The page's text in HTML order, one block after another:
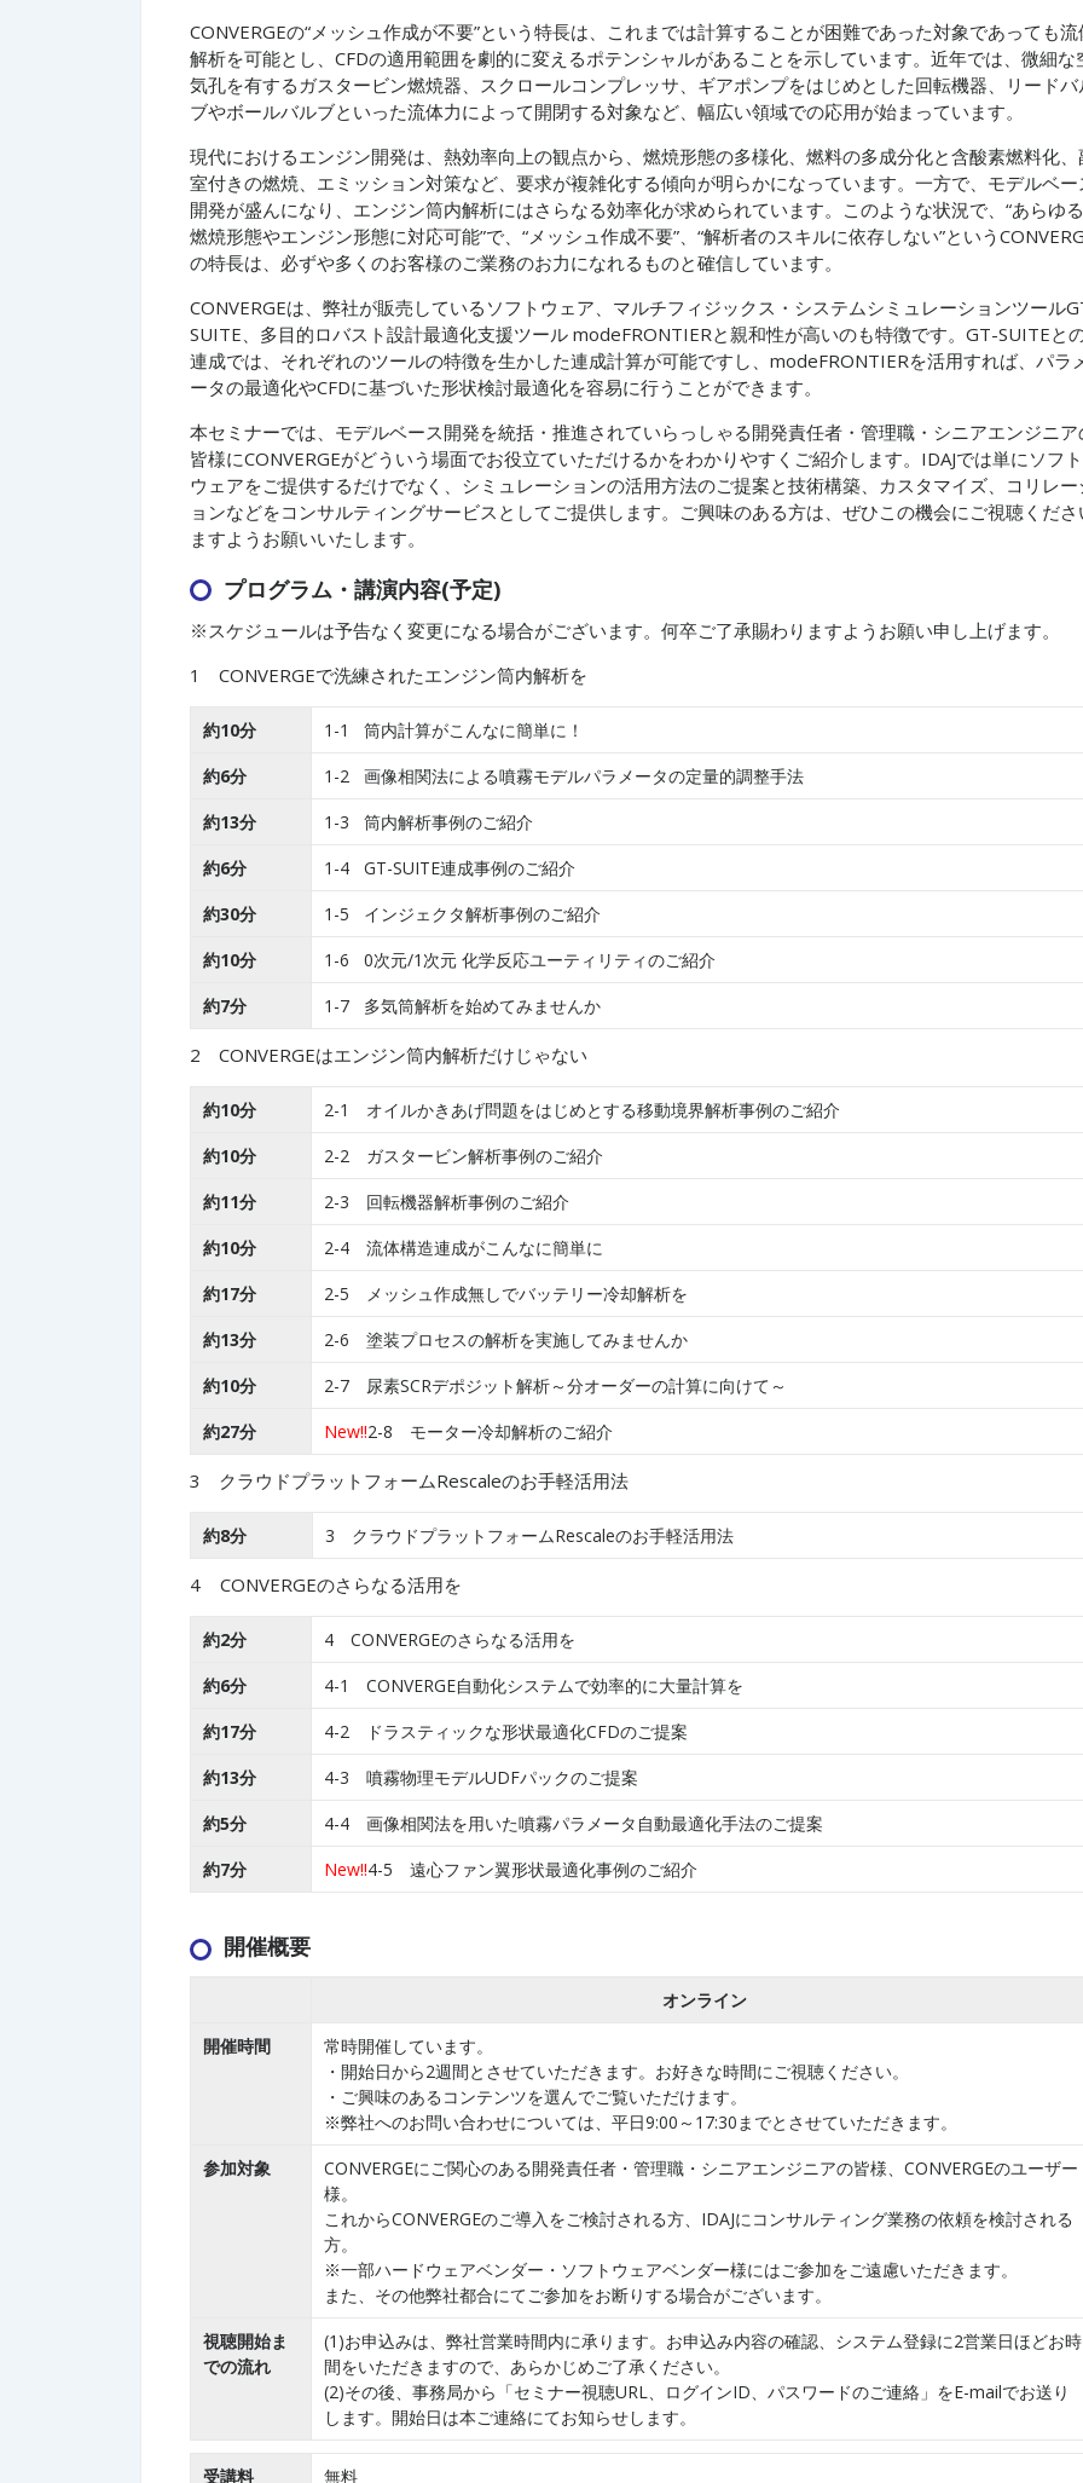
CONVERGEの“メッシュ作成が不要”という特長は、これまでは計算することが困難であった対象であっても流
解析を可能とし、CFDの適用範囲を劇的に変えるポテンシャルがあることを示しています。近年では、微細な
気孔を有するガスタービン燃焼器、スクロールコンプレッサ、ギアポンプをはじめとした回転機器、リードバ
ブやボールバルブといった流体力によって開閉する対象など、幅広い領域での応用が始まっています。
現代におけるエンジン開発は、熱効率向上の観点から、燃焼形態の多様化、燃料の多成分化と含酸素燃料化、
室付きの燃焼、エミッション対策など、要求が複雑化する傾向が明らかになっています。一方で、モデルベー
開発が盛んになり、エンジン筒内解析にはさらなる効率化が求められています。このような状況で、“あらゆる
燃焼形態やエンジン形態に対応可能”で、“メッシュ作成不要”、“解析者のスキルに依存しない”という
の特長は、必ずや多くのお客様のご業務のお力になれるものと確信しています。
CONVERGEは、弊社が販売しているソフトウェア、マルチフィジックス・システムシミュレーションツール
SUITE、多目的ロバスト設計最適化支援ツール modeFRONTIERと親和性が高いのも特徴です。GT-SUITEと
連成では、それぞれのツールの特徴を生かした連成計算が可能ですし、modeFRONTIERを活用すれば、パラ
ータの最適化やCFDに基づいた形状検討最適化を容易に行うことができます。
本セミナーでは、モデルベース開発を統括・推進されていらっしゃる開発責任者・管理職・シニアエンジニア
皆様にCONVERGEがどういう場面でお役立ていただけるかをわかりやすくご紹介します。IDAJでは単にソフト
ウェアをご提供するだけでなく、シミュレーションの活用方法のご提案と技術構築、カスタマイズ、コリレー
ョンなどをコンサルティングサービスとしてご提供します。ご興味のある方は、ぜひこの機会にご視聴くださ
ますようお願いいたします。
プログラム・講演内容(予定)
※スケジュールは予告なく変更になる場合がございます。何卒ご了承賜わりますようお願い申し上げます。
1 CONVERGEで洗練されたエンジン筒内解析を
約10分
1-1 筒内計算がこんなに簡単に！
約6分
1-2 画像相関法による噴霧モデルパラメータの定量的調整手法
約13分
1-3 筒内解析事例のご紹介
約6分
1-4 GT-SUITE連成事例のご紹介
約30分
1-5 インジェクタ解析事例のご紹介
約10分
1-6 0次元/1次元 化学反応ユーティリティのご紹介
約7分
1-7 多気筒解析を始めてみませんか
2 CONVERGEはエンジン筒内解析だけじゃない
約10分
2-1 オイルかきあげ問題をはじめとする移動境界解析事例のご紹介
約10分
2-2 ガスタービン解析事例のご紹介
約11分
2-3 回転機器解析事例のご紹介
約10分
2-4 流体構造連成がこんなに簡単に
約17分
2-5 メッシュ作成無しでバッテリー冷却解析を
約13分
2-6 塗装プロセスの解析を実施してみませんか
約10分
2-7 尿素SCRデポジット解析～分オーダーの計算に向けて～
約27分
New!!2-8 モーター冷却解析のご紹介
3 クラウドプラットフォームRescaleのお手軽活用法
約8分 3 クラウドプラットフォームRescaleのお手軽活用法
4 CONVERGEのさらなる活用を
約2分
4 CONVERGEのさらなる活用を
約6分
4-1 CONVERGE自動化システムで効率的に大量計算を
約17分
4-2 ドラスティックな形状最適化CFDのご提案
約13分
4-3 噴霧物理モデルUDFパックのご提案
約5分
4-4 画像相関法を用いた噴霧パラメータ自動最適化手法のご提案
約7分
New!!4-5 遠心ファン翼形状最適化事例のご紹介
開催概要
オンライン
開催時間
常時開催しています。
・開始日から2週間とさせていただきます。お好きな時間にご視聴ください。
・ご興味のあるコンテンツを選んでご覧いただけます。
※弊社へのお問い合わせについては、平日9:00～17:30までとさせていただきます。
参加対象
CONVERGEにご関心のある開発責任者・管理職・シニアエンジニアの皆様、CONVERGEのユーザー
様。
これからCONVERGEのご導入をご検討される方、IDAJにコンサルティング業務の依頼を検討される
方。
※一部ハードウェアベンダー・ソフトウェアベンダー様にはご参加をご遠慮いただきます。
また、その他弊社都合にてご参加をお断りする場合がございます。
視聴開始ま
での流れ
(1)お申込みは、弊社営業時間内に承ります。お申込み内容の確認、システム登録に2営業日ほどお時
間をいただきますので、あらかじめご了承ください。
(2)その後、事務局から「セミナー視聴URL、ログインID、パスワードのご連絡」をE-mailでお送り
します。開始日は本ご連絡にてお知らせします。
受講料 無料